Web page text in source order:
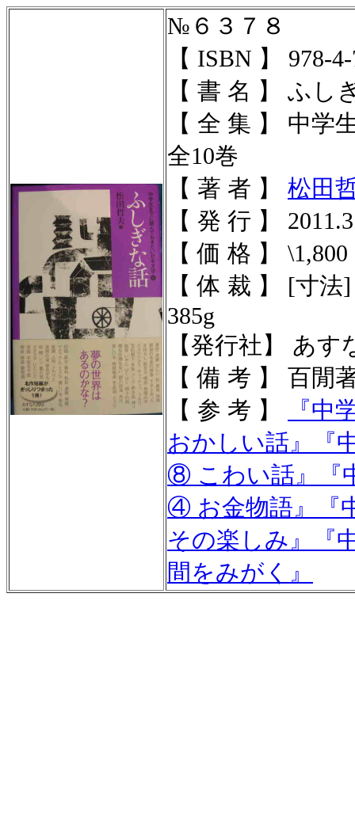
№６３７８
【 ISBN 】 978-
【 書 名 】 ふし
【 全 集 】 中
全10巻
【 著 者 】 松田
【 発 行 】
【 価 格 】 \1,800
【 体 裁 】 [寸
385g
【発行社】 あす
【 備 考 】 百
【 参 考 】
『中
おかしい話 』 『
⑧ こわい話 』 『
④ お金物語 』 『
その楽しみ 』 『
間をみがく 』